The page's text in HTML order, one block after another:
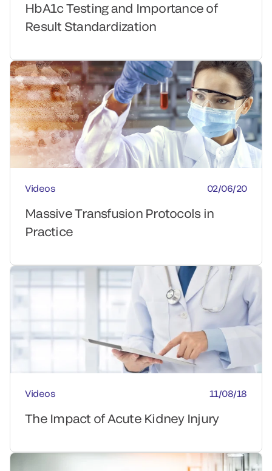
HbA1c Testing and Importance of
Result Standardization
Videos 02/06/20
Massive Transfusion Protocols in
Practice
Videos 11/08/18
The Impact of Acute Kidney Injury